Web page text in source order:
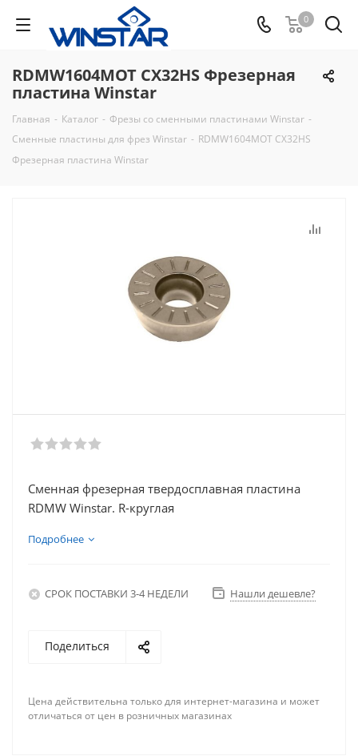
0
RDMW1604MOT CX32HS Фрезерная
пластина Winstar
Главная - Каталог - Фрезы со сменными пластинами Winstar -
Сменные пластины для фрез Winstar - RDMW1604MOT CX32HS
Фрезерная пластина Winstar
Сменная фрезерная твердосплавная пластина
RDMW Winstar. R-круглая
Подробнее
СРОК ПОСТАВКИ 3-4 НЕДЕЛИ Нашли дешевле?
Поделиться
Цена действительна только для интернет-магазина и может
отличаться от цен в розничных магазинах